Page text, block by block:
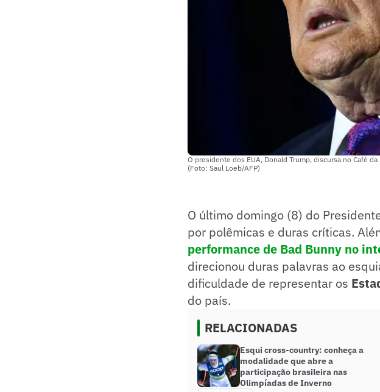
O presidente dos EUA, Donald Trump, discursa no Café
(Foto: Saul Loeb/AFP)
O último domingo (8) do
por polêmicas e duras críticas.
performance de Bad Bunny no
direcionou duras palavras ao
dificuldade de representar os
do país.
RELACIONADAS
Esqui cross-country: conheça a
modalidade que abre a
participação brasileira nas
Olimpíadas de Inverno